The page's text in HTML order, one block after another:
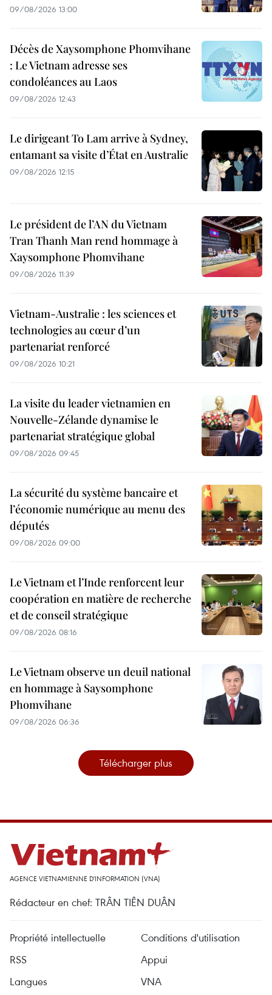
09/08/2026 13:00
Décès de Xaysomphone Phomvihane
: Le Vietnam adresse ses
condoléances au Laos
09/08/2026 12:43
Le dirigeant To Lam arrive à Sydney,
entamant sa visite d’État en Australie
09/08/2026 12:15
Le président de l’AN du Vietnam
Tran Thanh Man rend hommage à
Xaysomphone Phomvihane
09/08/2026 11:39
Vietnam-Australie : les sciences et
technologies au cœur d’un
partenariat renforcé
09/08/2026 10:21
La visite du leader vietnamien en
Nouvelle-Zélande dynamise le
partenariat stratégique global
09/08/2026 09:45
La sécurité du système bancaire et
l’économie numérique au menu des
députés
09/08/2026 09:00
Le Vietnam et l’Inde renforcent leur
coopération en matière de recherche
et de conseil stratégique
09/08/2026 08:16
Le Vietnam observe un deuil national
en hommage à Saysomphone
Phomvihane
09/08/2026 06:36
Télécharger plus
AGENCE VIETNAMIENNE D'INFORMATION (VNA)
Rédacteur en chef: TRÂN TIÊN DUÂN
Propriété intellectuelle
Conditions d'utilisation
RSS
Appui
Langues
VNA